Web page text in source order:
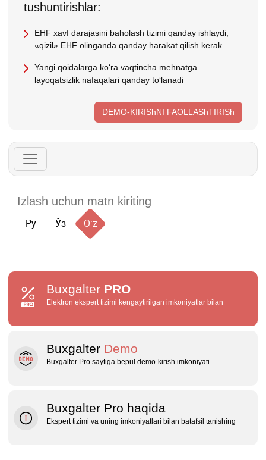
tushuntirishlar:
EHF хavf darajasini baholash tizimi qanday ishlaydi,
«qizil» EHF olinganda qanday harakat qilish kerak
Yangi qoidalarga koʻra vaqtincha mehnatga
layoqatsizlik nafaqalari qanday toʻlanadi
DEMO-KIRIShNI FAOLLAShTIRISh
Ру Ўз Oʻz
Buxgalter PRO
Elektron ekspert tizimi kengaytirilgan imkoniyatlar bilan
Buxgalter Demo
Buxgalter Pro saytiga bepul demo‑kirish imkoniyati
Buxgalter Pro haqida
Ekspert tizimi va uning imkoniyatlari bilan batafsil tanishing